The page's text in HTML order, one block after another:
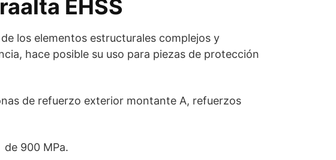
EHSS
los elementos estructurales complejos y
hace posible su uso para piezas de protección
de refuerzo exterior montante A, refuerzos
900 MPa.